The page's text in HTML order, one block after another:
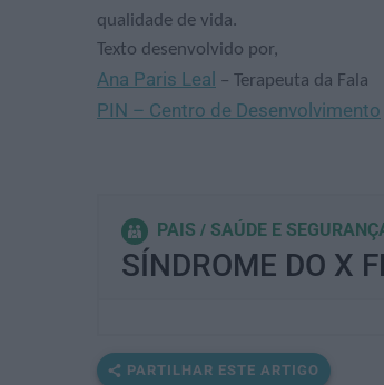
qualidade de vida.
Texto desenvolvido por,
Ana Paris Leal – Terapeuta da Fala
PIN – Centro de Desenvolvimento
PAIS SAÚDE E
SÍNDROME DO X
PARTILHAR ESTE ARTIGO